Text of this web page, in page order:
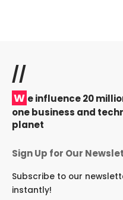
//
W e influence 20
one business and
planet
Sign Up for Our
Subscribe to our
instantly!